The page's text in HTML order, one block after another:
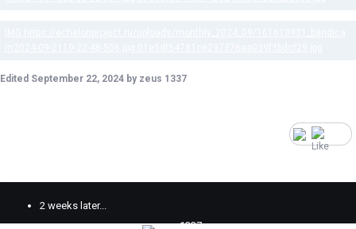
Edited September 22, 2024 by zeus 1337
2 weeks later...